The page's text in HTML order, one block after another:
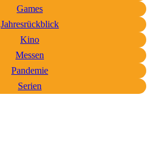
Games
Jahresrückblick
Kino
Messen
Pandemie
Serien